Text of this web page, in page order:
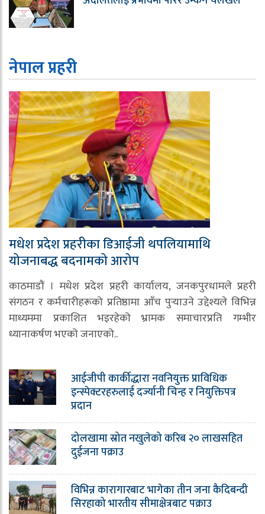
नेपाल प्रहरी
मधेश प्रदेश प्रहरीका डिआईजी थपलियामाथि
योजनाबद्ध बदनामको आरोप
काठमाडौं । मधेश प्रदेश प्रहरी कार्यालय, जनकपुरधामले प्रहरी
संगठन र कर्मचारीहरूको प्रतिष्ठामा आँच पुर्‍याउने उद्देश्यले विभिन्न
माध्यममा प्रकाशित भइरहेको भ्रामक समाचारप्रति गम्भीर
ध्यानाकर्षण भएको जनाएको..
आईजीपी कार्कीद्धारा नवनियुक्त प्राविधिक
इन्स्पेक्टरहरुलाई दर्ज्यानी चिन्ह र नियुक्तिपत्र
प्रदान
दोलखामा स्रोत नखुलेको करिब २० लाखसहित
दुईजना पक्राउ
विभिन्न कारागारबाट भागेका तीन जना कैदिबन्दी
सिरहाको भारतीय सीमाक्षेत्रबाट पक्राउ